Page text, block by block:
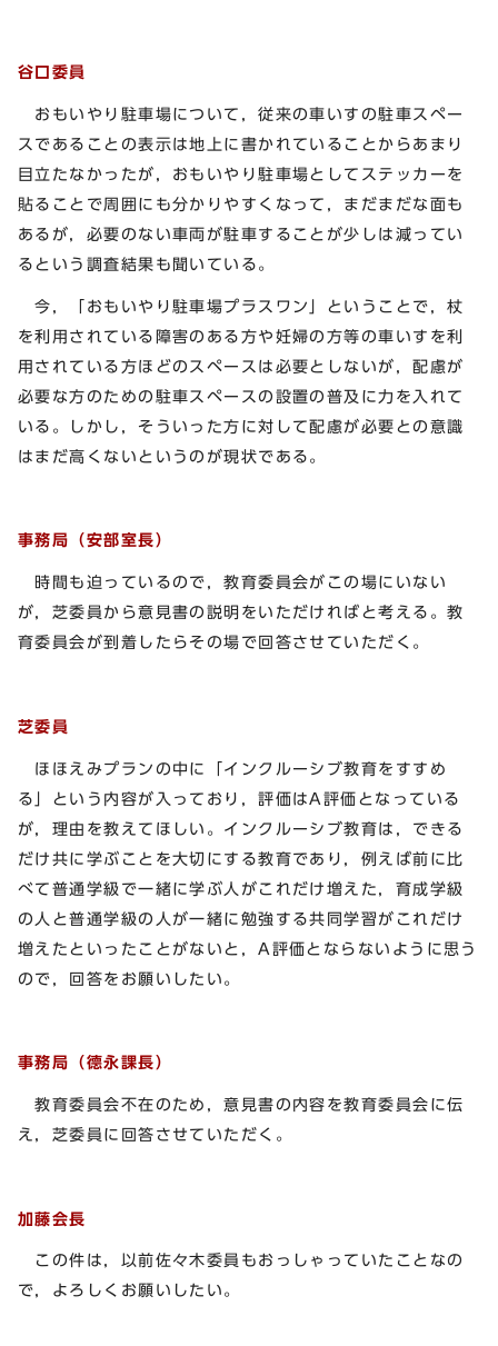
谷口委員
おもいやり駐車場について，従来の車いすの駐車スペー
スであることの表示は地上に書かれていることからあまり
目立たなかったが，おもいやり駐車場としてステッカーを
貼ることで周囲にも分かりやすくなって，まだまだな面も
あるが，必要のない車両が駐車することが少しは減ってい
るという調査結果も聞いている。
今，「おもいやり駐車場プラスワン」ということで，杖
を利用されている障害のある方や妊婦の方等の車いすを利
用されている方ほどのスペースは必要としないが，配慮が
必要な方のための駐車スペースの設置の普及に力を入れて
いる。しかし，そういった方に対して配慮が必要との意識
はまだ高くないというのが現状である。
事務局（安部室長）
時間も迫っているので，教育委員会がこの場にいない
が，芝委員から意見書の説明をいただければと考える。教
育委員会が到着したらその場で回答させていただく。
芝委員
ほほえみプランの中に「インクルーシブ教育をすすめ
る」という内容が入っており，評価はA評価となっている
が，理由を教えてほしい。インクルーシブ教育は，できる
だけ共に学ぶことを大切にする教育であり，例えば前に比
べて普通学級で一緒に学ぶ人がこれだけ増えた，育成学級
の人と普通学級の人が一緒に勉強する共同学習がこれだけ
増えたといったことがないと，A評価とならないように思う
ので，回答をお願いしたい。
事務局（德永課長）
教育委員会不在のため，意見書の内容を教育委員会に伝
え，芝委員に回答させていただく。
加藤会長
この件は，以前佐々木委員もおっしゃっていたことなの
で，よろしくお願いしたい。